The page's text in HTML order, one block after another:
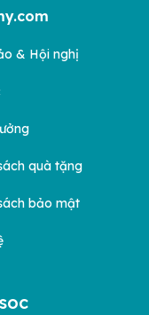
& Hội nghị
quà tặng
bảo mật